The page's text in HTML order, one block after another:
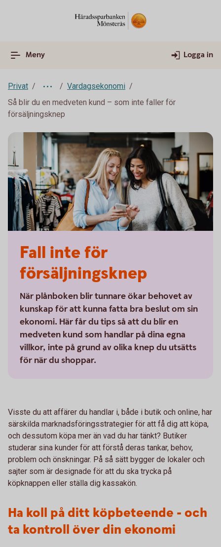
Meny Logga in
Privat
Vardagsekonomi
Så blir du en medveten kund – som inte faller för
försäljningsknep
Fall inte för
försäljningsknep
När plånboken blir tunnare ökar behovet av
kunskap för att kunna fatta bra beslut om sin
ekonomi. Här får du tips så att du blir en
medveten kund som handlar på dina egna
villkor, inte på grund av olika knep du utsätts
för när du shoppar.
Visste du att affärer du handlar i, både i butik och online, har
särskilda marknadsföringsstrategier för att få dig att köpa,
och dessutom köpa mer än vad du har tänkt? Butiker
studerar sina kunder för att förstå deras tankar, behov,
problem och önskningar. På så sätt bygger de lokaler och
sajter som är designade för att du ska trycka på
köpknappen eller ställa dig kassakön.
Ha koll på ditt köpbeteende - och
ta kontroll över din ekonomi